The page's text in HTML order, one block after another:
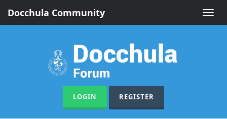
Toggle
Docchula Community
LOGIN REGISTER